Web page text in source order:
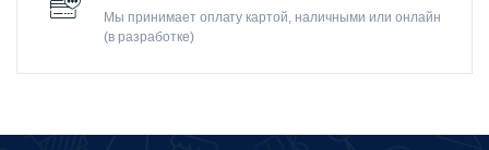
Мы принимает оплату картой, наличными или онлайн
(в разработке)